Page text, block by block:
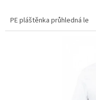
PE pláštěnka průhledná le